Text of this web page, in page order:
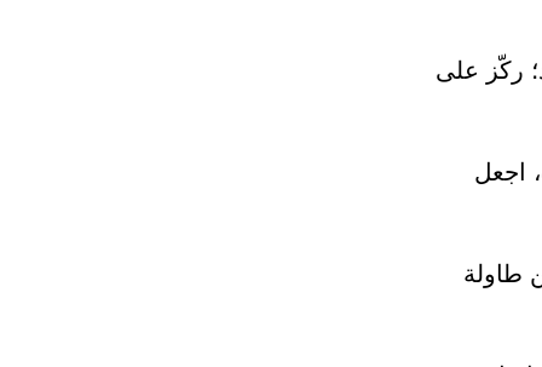
ركّز على
اجعل
طاولة